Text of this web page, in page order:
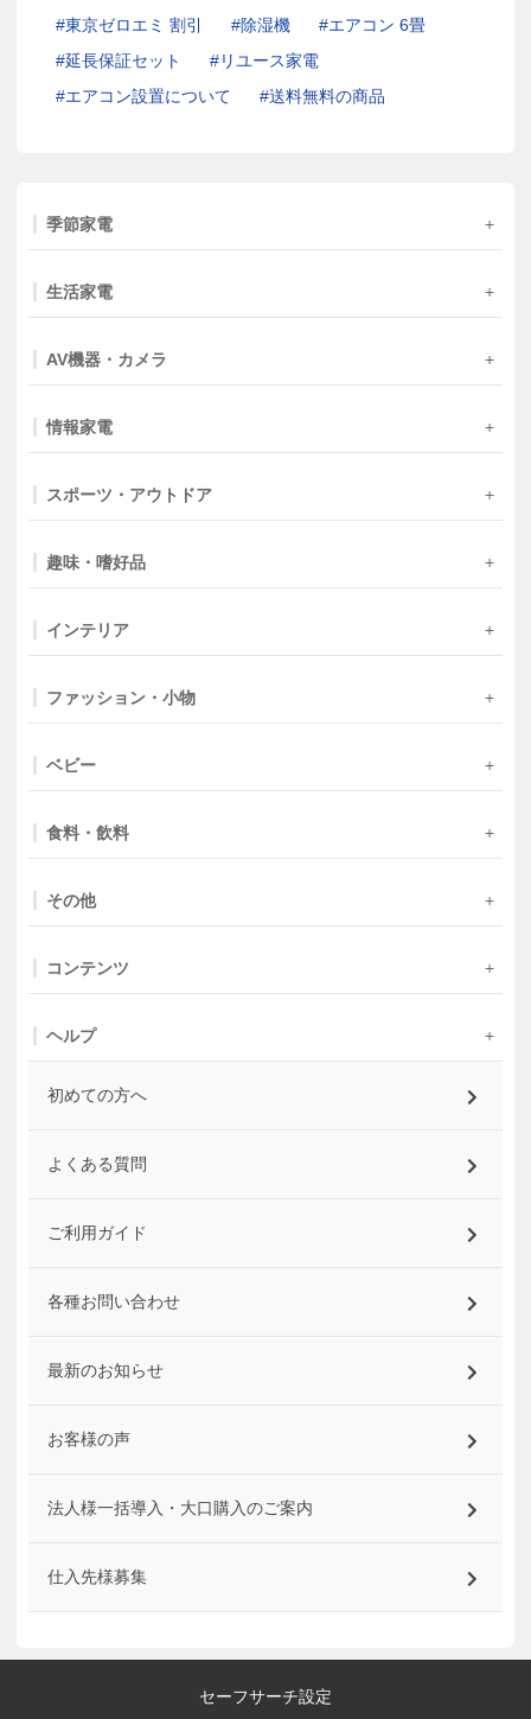
東京ゼロエミ 割引
除湿機
エアコン 6畳
延長保証セット
リユース家電
エアコン設置について
送料無料の商品
季節家電
生活家電
AV機器・カメラ
情報家電
スポーツ・アウトドア
趣味・嗜好品
インテリア
ファッション・小物
ベビー
食料・飲料
その他
コンテンツ
ヘルプ
初めての方へ
よくある質問
ご利用ガイド
各種お問い合わせ
最新のお知らせ
お客様の声
法人様一括導入・大口購入のご案内
仕入先様募集
セーフサーチ設定